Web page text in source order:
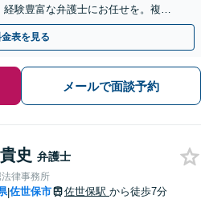
験豊富な弁護士にお任せを。複雑
導きます。
表を見る
メールで面談予約
史 弁護士
律事務所
|佐世保市 佐世保駅 から徒歩7分